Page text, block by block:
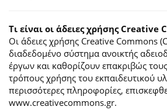
Τι είναι οι άδειες χρήσης Creative
Οι άδειες χρήσης Creative Commons
διαδεδομένο σύστημα ανοικτής
έργων και καθορίζουν επακριβώς
τρόπους χρήσης του εκπαιδευτικού
περισσότερες πληροφορίες,
www.creativecommons.gr.